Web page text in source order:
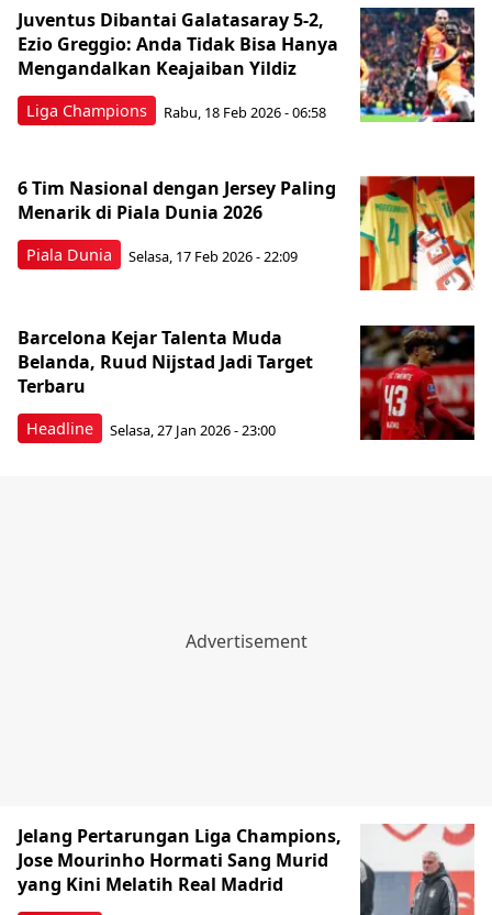
Liga Champions
Juventus Dibantai Galatasaray 5-2,
Ezio Greggio: Anda Tidak Bisa Hanya
Mengandalkan Keajaiban Yildiz
Rabu, 18 Feb 2026 - 06:58
Piala Dunia
6 Tim Nasional dengan Jersey Paling
Menarik di Piala Dunia 2026
Selasa, 17 Feb 2026 - 22:09
Headline
Barcelona Kejar Talenta Muda
Belanda, Ruud Nijstad Jadi Target
Terbaru
Selasa, 27 Jan 2026 - 23:00
Jelang Pertarungan Liga Champions,
Jose Mourinho Hormati Sang Murid
yang Kini Melatih Real Madrid